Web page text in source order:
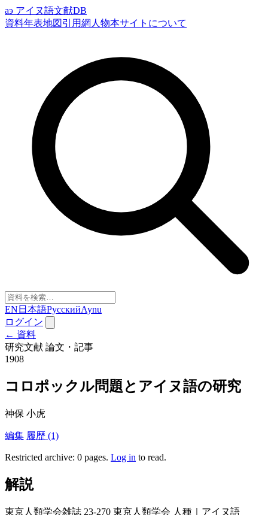
аэ アイヌ語文献DB
資料年表地図 引用網 人物本サイトについて
EN 日本語РусскийAynu
ログイン
← 資料
研究文献 論文・記事
1908
コロポックル問題とアイヌ語の研究
神保 小虎
編集 履歴 (1)
Restricted archive: 0 pages. Log in to read.
解説
東京人類学会雑誌 23-270 東京人類学会 人種｜アイヌ語